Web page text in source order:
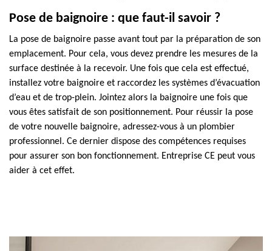
Pose de baignoire : que faut-il savoir ?
La pose de baignoire passe avant tout par la préparation de son
emplacement. Pour cela, vous devez prendre les mesures de la
surface destinée à la recevoir. Une fois que cela est effectué,
installez votre baignoire et raccordez les systèmes d’évacuation
d’eau et de trop-plein. Jointez alors la baignoire une fois que
vous êtes satisfait de son positionnement. Pour réussir la pose
de votre nouvelle baignoire, adressez-vous à un plombier
professionnel. Ce dernier dispose des compétences requises
pour assurer son bon fonctionnement. Entreprise CE peut vous
aider à cet effet.